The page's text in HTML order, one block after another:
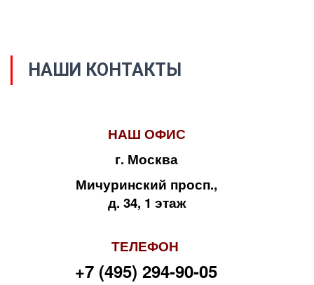
НАШИ КОНТАКТЫ
НАШ ОФИС
г. Москва
Мичуринский просп.,
д. 34, 1 этаж
ТЕЛЕФОН
+7 (495) 294-90-05